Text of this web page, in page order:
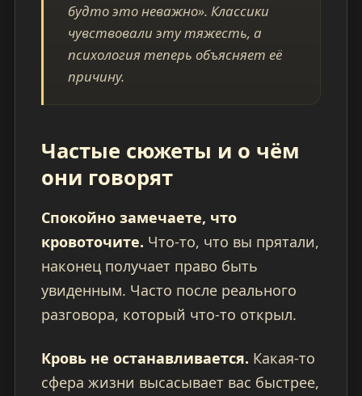
будто это неважно». Классики
чувствовали эту тяжесть, а
психология теперь объясняет её
причину.
Частые сюжеты и о чём
они говорят
Спокойно замечаете, что
кровоточите. Что-то, что вы прятали,
наконец получает право быть
увиденным. Часто после реального
разговора, который что-то открыл.
Кровь не останавливается. Какая-то
сфера жизни высасывает вас быстрее,